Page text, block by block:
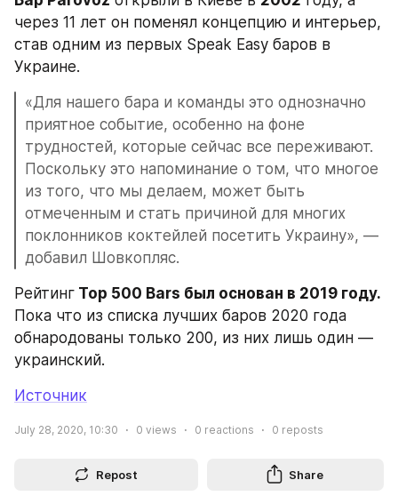
через 11 лет он поменял концепцию и интерьер,
став одним из первых Speak Easy баров в
Украине.
«Для нашего бара и команды это однозначно
приятное событие, особенно на фоне
трудностей, которые сейчас все переживают.
Поскольку это напоминание о том, что многое
из того, что мы делаем, может быть
отмеченным и стать причиной для многих
поклонников коктейлей посетить Украину», —
добавил Шовкопляс.
Рейтинг Top 500 Bars был основан в 2019 году.
Пока что из списка лучших баров 2020 года
обнародованы только 200, из них лишь один —
украинский.
Источник
July 28, 2020, 10:30 0 views 0 reactions 0 reposts
Repost Share